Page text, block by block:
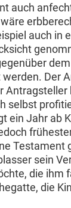
auch
auch in
dem
Der
Antragsteller
selbst
ein Jahr ab
Testament
sein
die ihm
die